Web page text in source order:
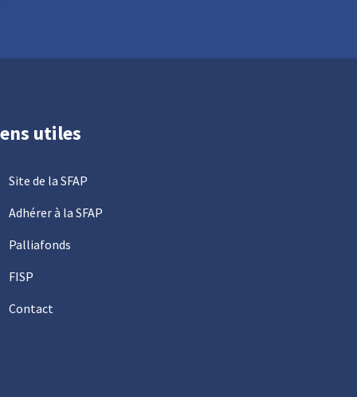
utiles
Site de la SFAP
Adhérer à la SFAP
Palliafonds
FISP
Contact